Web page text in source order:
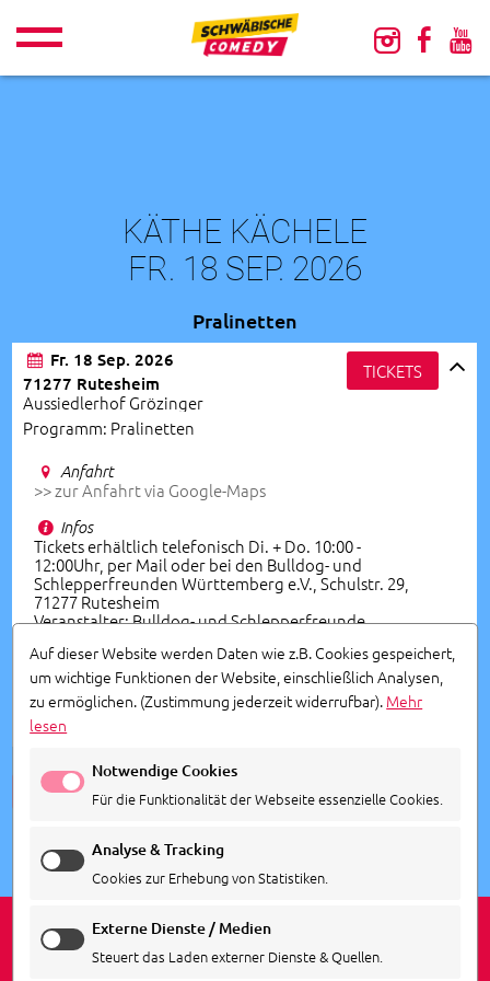
KÄTHE KÄCHELE
FR. 18 SEP. 2026
Pralinetten
Fr. 18 Sep. 2026
71277 Rutesheim
Aussiedlerhof Grözinger
Programm: Pralinetten
TICKETS
Anfahrt
>> zur Anfahrt via Google-Maps
Infos
Tickets erhältlich telefonisch Di. + Do. 10:00 -
12:00Uhr, per Mail oder bei den Bulldog- und
Schlepperfreunden Württemberg e.V., Schulstr. 29,
71277 Rutesheim
Veranstalter: Bulldog- und Schlepperfreunde
Vorverkauf
07152 7644077 | info@busf.de
ALLE TERMINE ANSEHEN
Auf dieser Website werden Daten wie z.B. Cookies gespeichert,
um wichtige Funktionen der Website, einschließlich Analysen,
zu ermöglichen. (Zustimmung jederzeit widerrufbar). Mehr
lesen
Notwendige Cookies
Für die Funktionalität der Webseite essenzielle Cookies.
Analyse & Tracking
Cookies zur Erhebung von Statistiken.
Externe Dienste / Medien
Steuert das Laden externer Dienste & Quellen.